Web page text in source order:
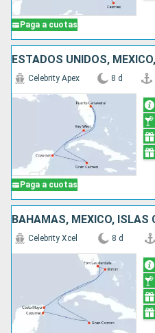
Paga a cuotas
Paga a cuotas
Celebrity Apex 8 d
Celebrity Xcel 8 d